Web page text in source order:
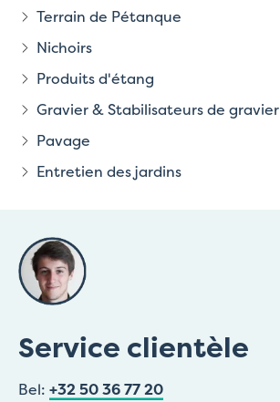
Terrain de Pétanque
Nichoirs
Produits d'étang
Gravier & Stabilisateurs de gravier
Pavage
Entretien des jardins
Service clientèle
Bel: +32 50 36 77 20